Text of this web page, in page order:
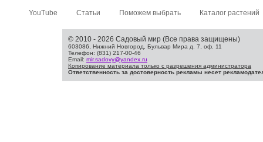
YouTube Статьи Поможем выбрать Каталог растений
© 2010 - 2026 Садовый мир (Все права защищены)
603086, Нижний Новгород, Бульвар Мира д. 7, оф. 11
Телефон: (831) 217-00-46
Email: mir.sadovy@yandex.ru
Копирование материала только с разрешения администратора
Ответственность за достоверность рекламы несет